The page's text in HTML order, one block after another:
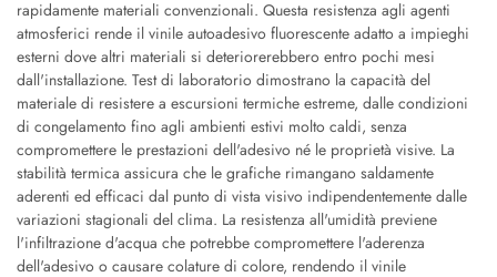
rapidamente materiali convenzionali. Questa resistenza agli agenti
atmosferici rende il vinile autoadesivo fluorescente adatto a impieghi
esterni dove altri materiali si deteriorerebbero entro pochi mesi
dall'installazione. Test di laboratorio dimostrano la capacità del
materiale di resistere a escursioni termiche estreme, dalle condizioni
di congelamento fino agli ambienti estivi molto caldi, senza
compromettere le prestazioni dell'adesivo né le proprietà visive. La
stabilità termica assicura che le grafiche rimangano saldamente
aderenti ed efficaci dal punto di vista visivo indipendentemente dalle
variazioni stagionali del clima. La resistenza all'umidità previene
l'infiltrazione d'acqua che potrebbe compromettere l'aderenza
dell'adesivo o causare colature di colore, rendendo il vinile